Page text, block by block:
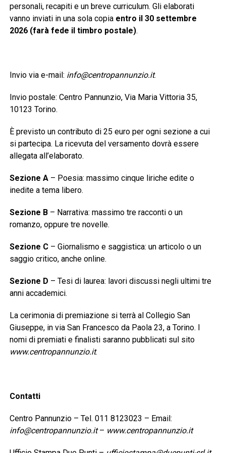
personali, recapiti e un breve curriculum. Gli elaborati
vanno inviati in una sola copia entro il 30 settembre
2026 (farà fede il timbro postale).
Invio via e-mail: info@centropannunzio.it.
Invio postale: Centro Pannunzio, Via Maria Vittoria 35,
10123 Torino.
È previsto un contributo di 25 euro per ogni sezione a cui
si partecipa. La ricevuta del versamento dovrà essere
allegata all’elaborato.
Sezione A– Poesia: massimo cinque liriche edite o
inedite a tema libero.
Sezione B– Narrativa: massimo tre racconti o un
romanzo, oppure tre novelle.
Sezione C– Giornalismo e saggistica: un articolo o un
saggio critico, anche online.
Sezione D – Tesi di laurea: lavori discussi negli ultimi tre
anni accademici.
La cerimonia di premiazione si terrà al Collegio San
Giuseppe, in via San Francesco da Paola 23, a Torino. I
nomi di premiati e finalisti saranno pubblicati sul sito
www.centropannunzio.it.
Contatti
Centro Pannunzio – Tel. 011 8123023 – Email:
info@centropannunzio.it– www.centropannunzio.it